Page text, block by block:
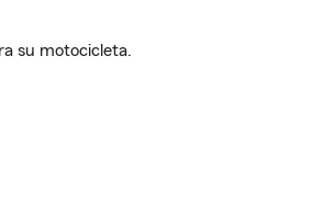
su motocicleta.